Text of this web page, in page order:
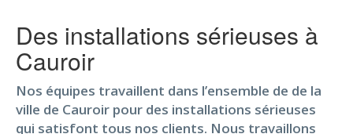
Des installations sérieuses à
Cauroir
Nos équipes travaillent dans l’ensemble de de la
ville de Cauroir pour des installations sérieuses
qui satisfont tous nos clients. Nous travaillons